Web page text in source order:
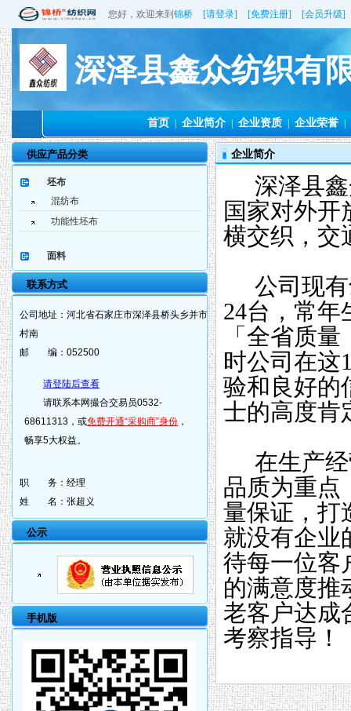
您好，欢迎来到 锦桥 [请登录] [免费注册] [会员升级]
深泽县鑫众纺织有
首页 企业简介 企业资质 企业荣誉
供应产品分类
坯布
混纺布
功能性坯布
面料
联系方式
公司地址： 河北省石家庄市深泽县桥头乡并市
村南
邮 编： 052500
请登陆后查看
请联系本网撮合交易员0532-
68611313，或免费开通“采购商”身份 ，
畅享5大权益。
职 务： 经理
姓 名： 张超义
公示
手机版
企业简介
深泽县鑫
国家对外开
横交织，交
公司现有
24台，常年
「全省质
时公司在这
验和良好的
士的高度肯
在生产经
品质为重点
量保证，打
就没有企业
待每一位客
的满意度推
老客户达成
考察指导！